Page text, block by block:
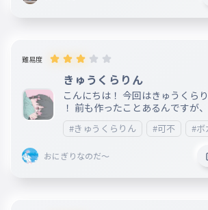
難易度
きゅうくらりん
こんにちは！ 今回はきゅうくら
！ 前も作ったことあるんですが
っちゃって作りました！ 2500点
ください！ ＿＿＿＿＿＿＿＿＿＿
＿＿＿＿＿＿＿＿＿＿＿ 発売：
#きゅうくらりん #可不 #ボ
おにぎりなのだ～